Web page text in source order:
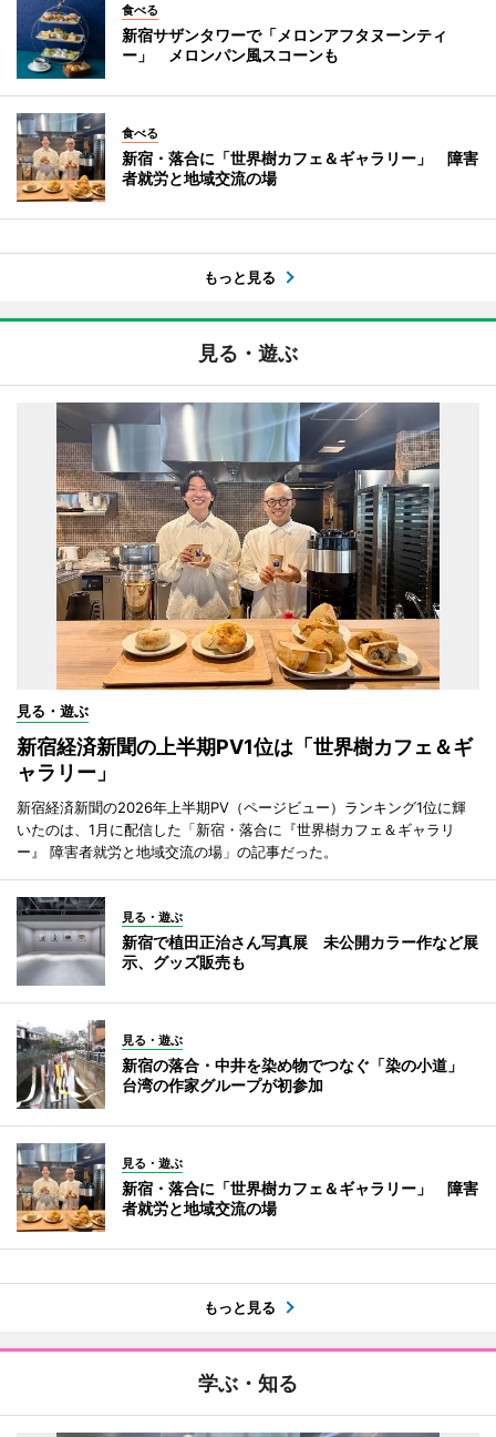
食べる
新宿サザンタワーで「メロンアフタヌーンティ
ー」 メロンパン風スコーンも
食べる
新宿・落合に「世界樹カフェ＆ギャラリー」 障害
者就労と地域交流の場
もっと見る
見る・遊ぶ
見る・遊ぶ
新宿経済新聞の上半期PV1位は「世界樹カフェ＆ギ
ャラリー」
新宿経済新聞の2026年上半期PV（ページビュー）ランキング1位に輝
いたのは、1月に配信した「新宿・落合に『世界樹カフェ＆ギャラリ
ー』 障害者就労と地域交流の場」の記事だった。
見る・遊ぶ
新宿で植田正治さん写真展 未公開カラー作など展
示、グッズ販売も
見る・遊ぶ
新宿の落合・中井を染め物でつなぐ「染の小道」
台湾の作家グループが初参加
見る・遊ぶ
新宿・落合に「世界樹カフェ＆ギャラリー」 障害
者就労と地域交流の場
もっと見る
学ぶ・知る